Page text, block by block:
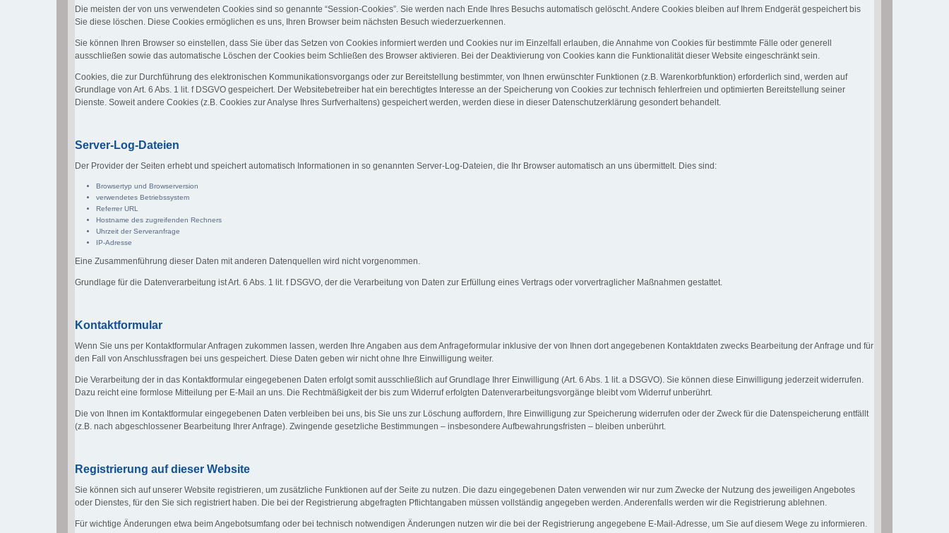
Die meisten der von uns verwendeten Cookies sind so genannte “Session-Cookies”. Sie werden nach Ende Ihres Besuchs automatisch gelöscht. Andere Cookies bleiben auf Ihrem Endgerät gespeichert bis
Sie diese löschen. Diese Cookies ermöglichen es uns, Ihren Browser beim nächsten Besuch wiederzuerkennen.
Sie können Ihren Browser so einstellen, dass Sie über das Setzen von Cookies informiert werden und Cookies nur im Einzelfall erlauben, die Annahme von Cookies für bestimmte Fälle oder generell
ausschließen sowie das automatische Löschen der Cookies beim Schließen des Browser aktivieren. Bei der Deaktivierung von Cookies kann die Funktionalität dieser Website eingeschränkt sein.
Cookies, die zur Durchführung des elektronischen Kommunikationsvorgangs oder zur Bereitstellung bestimmter, von Ihnen erwünschter Funktionen (z.B. Warenkorbfunktion) erforderlich sind, werden auf
Grundlage von Art. 6 Abs. 1 lit. f DSGVO gespeichert. Der Websitebetreiber hat ein berechtigtes Interesse an der Speicherung von Cookies zur technisch fehlerfreien und optimierten Bereitstellung seiner
Dienste. Soweit andere Cookies (z.B. Cookies zur Analyse Ihres Surfverhaltens) gespeichert werden, werden diese in dieser Datenschutzerklärung gesondert behandelt.
Server-Log-Dateien
Der Provider der Seiten erhebt und speichert automatisch Informationen in so genannten Server-Log-Dateien, die Ihr Browser automatisch an uns übermittelt. Dies sind:
Browsertyp und Browserversion
verwendetes Betriebssystem
Referrer URL
Hostname des zugreifenden Rechners
Uhrzeit der Serveranfrage
IP-Adresse
Eine Zusammenführung dieser Daten mit anderen Datenquellen wird nicht vorgenommen.
Grundlage für die Datenverarbeitung ist Art. 6 Abs. 1 lit. f DSGVO, der die Verarbeitung von Daten zur Erfüllung eines Vertrags oder vorvertraglicher Maßnahmen gestattet.
Kontaktformular
Wenn Sie uns per Kontaktformular Anfragen zukommen lassen, werden Ihre Angaben aus dem Anfrageformular inklusive der von Ihnen dort angegebenen Kontaktdaten zwecks Bearbeitung der Anfrage und für
den Fall von Anschlussfragen bei uns gespeichert. Diese Daten geben wir nicht ohne Ihre Einwilligung weiter.
Die Verarbeitung der in das Kontaktformular eingegebenen Daten erfolgt somit ausschließlich auf Grundlage Ihrer Einwilligung (Art. 6 Abs. 1 lit. a DSGVO). Sie können diese Einwilligung jederzeit widerrufen.
Dazu reicht eine formlose Mitteilung per E-Mail an uns. Die Rechtmäßigkeit der bis zum Widerruf erfolgten Datenverarbeitungsvorgänge bleibt vom Widerruf unberührt.
Die von Ihnen im Kontaktformular eingegebenen Daten verbleiben bei uns, bis Sie uns zur Löschung auffordern, Ihre Einwilligung zur Speicherung widerrufen oder der Zweck für die Datenspeicherung entfällt
(z.B. nach abgeschlossener Bearbeitung Ihrer Anfrage). Zwingende gesetzliche Bestimmungen – insbesondere Aufbewahrungsfristen – bleiben unberührt.
Registrierung auf dieser Website
Sie können sich auf unserer Website registrieren, um zusätzliche Funktionen auf der Seite zu nutzen. Die dazu eingegebenen Daten verwenden wir nur zum Zwecke der Nutzung des jeweiligen Angebotes
oder Dienstes, für den Sie sich registriert haben. Die bei der Registrierung abgefragten Pflichtangaben müssen vollständig angegeben werden. Anderenfalls werden wir die Registrierung ablehnen.
Für wichtige Änderungen etwa beim Angebotsumfang oder bei technisch notwendigen Änderungen nutzen wir die bei der Registrierung angegebene E-Mail-Adresse, um Sie auf diesem Wege zu informieren.